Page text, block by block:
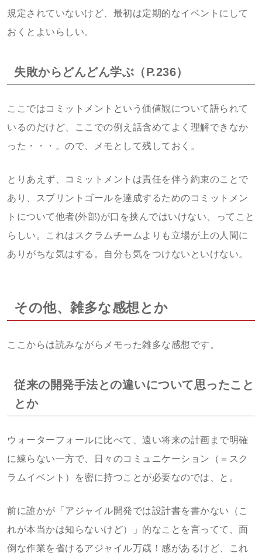
規定されていないけど、最初は定期的なイベントにして
おくとよいらしい。
失敗からどんどん学ぶ（P.236）
ここではコミットメントという価値観について語られて
いるのだけど、ここでの例え話含めてよく理解できなか
った・・・。ので、メモとして残しておく。
とりあえず、コミットメントは責任を伴う約束のことで
あり、スプリントゴールを達成するためのコミットメン
トについて他者(外部)が口を挟んではいけない、ってこと
らしい。これはスクラムチームよりも立場が上の人間に
ありがちな気はする。自分も気をつけないといけない。
その他、雑多な感想とか
ここからは読みながらメモった雑多な感想です。
従来の開発手法との違いについて思ったこと
とか
ウォーターフォールに比べて、遠い将来の計画まで明確
に練らない一方で、日々のコミュニケーション（＝スク
ラムイベント）を密に持つことが必要なのでは、と。
前に誰かが「アジャイル開発では設計書を書かない（こ
れが本当かは知らないけど）」的なことを言ってて、面
倒な作業を省けるアジャイル万歳！感があるけど、これ